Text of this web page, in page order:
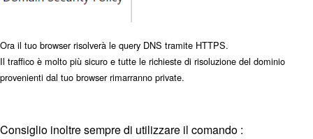
Ora il tuo browser risolverà le query DNS tramite HTTPS.
Il traffico è molto più sicuro e tutte le richieste di risoluzione del dominio
provenienti dal tuo browser rimarranno private.
Consiglio inoltre sempre di utilizzare il comando :